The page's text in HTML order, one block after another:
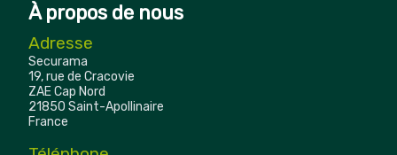
À propos de nous
Adresse
Securama
19, rue de Cracovie
ZAE Cap Nord
21850 Saint-Apollinaire
France